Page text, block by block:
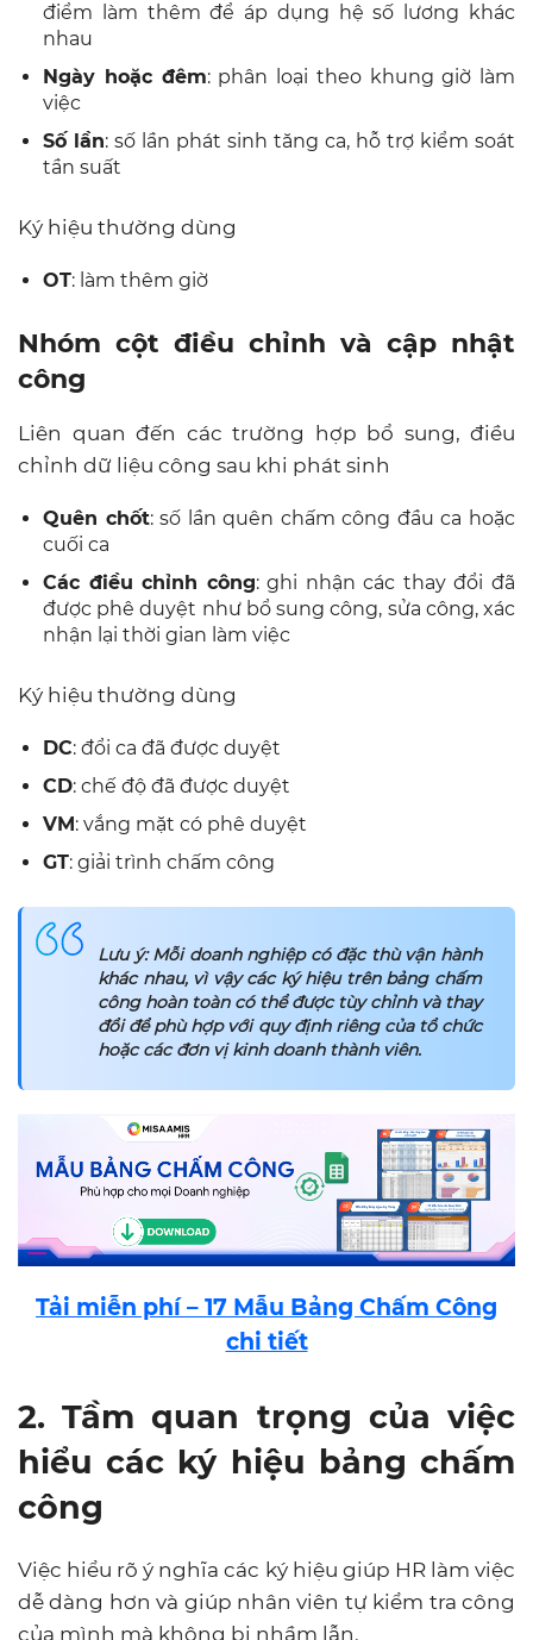
điểm làm thêm để áp dụng hệ số lương khác
nhau
Ngày hoặc đêm: phân loại theo khung giờ làm
việc
Số lần: số lần phát sinh tăng ca, hỗ trợ kiểm soát
tần suất
Ký hiệu thường dùng
OT: làm thêm giờ
Nhóm cột điều chỉnh và cập nhật
công
Liên quan đến các trường hợp bổ sung, điều
chỉnh dữ liệu công sau khi phát sinh
Quên chốt: số lần quên chấm công đầu ca hoặc
cuối ca
Các điều chỉnh công: ghi nhận các thay đổi đã
được phê duyệt như bổ sung công, sửa công, xác
nhận lại thời gian làm việc
Ký hiệu thường dùng
DC: đổi ca đã được duyệt
CD: chế độ đã được duyệt
VM : vắng mặt có phê duyệt
GT: giải trình chấm công
Lưu ý: Mỗi doanh nghiệp có đặc thù vận hành
khác nhau, vì vậy các ký hiệu trên bảng chấm
công hoàn toàn có thể được tùy chỉnh và thay
đổi để phù hợp với quy định riêng của tổ chức
hoặc các đơn vị kinh doanh thành viên.
Tải miễn phí – 17 Mẫu Bảng Chấm Công
chi tiết
2. Tầm quan trọng của việc
hiểu các ký hiệu bảng chấm
công
Việc hiểu rõ ý nghĩa các ký hiệu giúp HR làm việc
dễ dàng hơn và giúp nhân viên tự kiểm tra công
của mình mà không bị nhầm lẫn.